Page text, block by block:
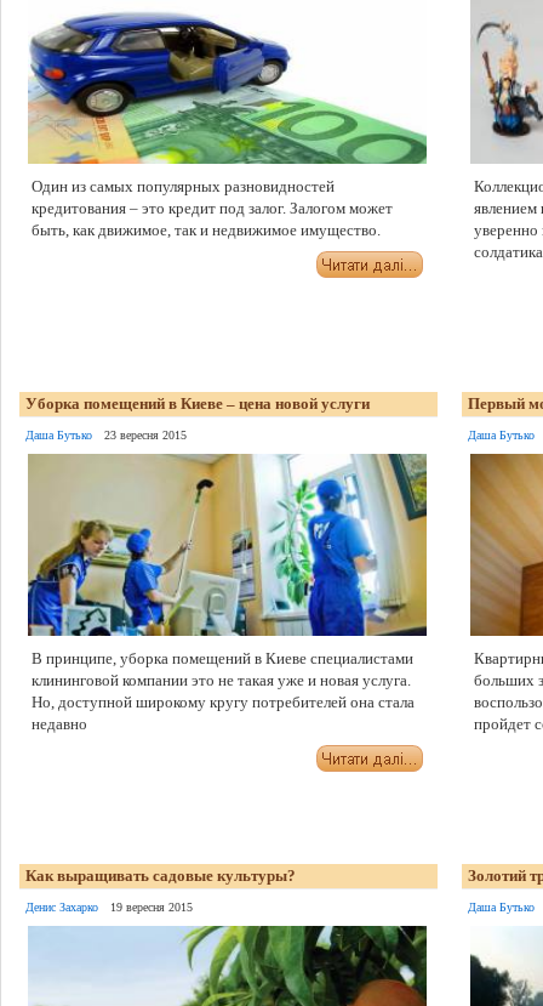
Один из самых популярных разновидностей
кредитования – это кредит под залог. Залогом может
быть, как движимое, так и недвижимое имущество.
уверенно
Уборка помещений в Киеве – цена новой услуги
Даша Бутько 23 вересня 2015
В принципе, уборка помещений в Киеве специалистами
клининговой компании это не такая уже и новая услуга.
Но, доступной широкому кругу потребителей она стала
недавно
Первый
Даша Бутько
больших
пройдет
Как выращивать садовые культуры?
Денис Захарко 19 вересня 2015
Золотий
Даша Бутько